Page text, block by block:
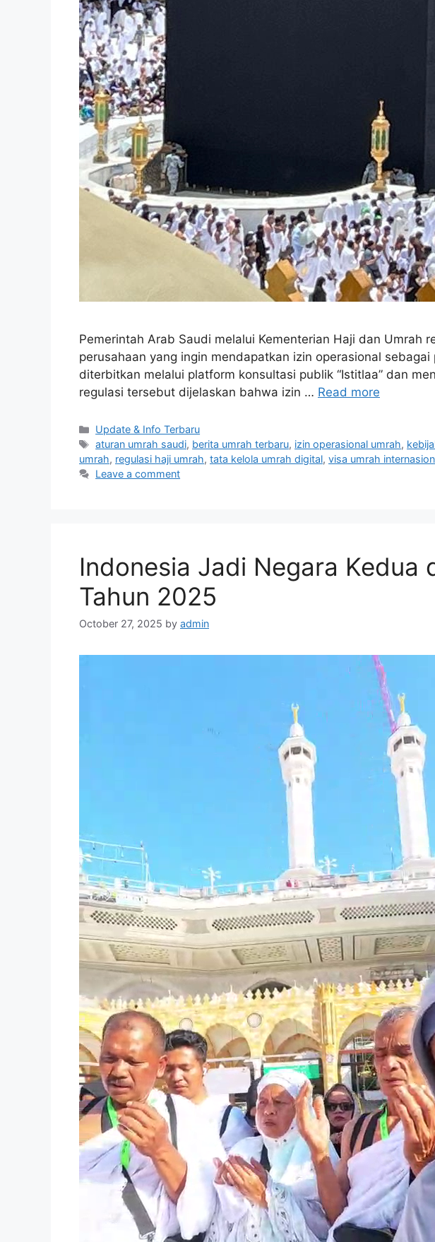
Pemerintah Arab Saudi melalui Kementerian Haji dan Umrah
perusahaan yang ingin mendapatkan izin operasional
diterbitkan melalui platform konsultasi publik “Istitlaa” dan
regulasi tersebut dijelaskan bahwa izin … Read more
Categories
Update & Info Terbaru
Tags
aturan umrah saudi, berita umrah terbaru, izin operasional umrah,
umrah, regulasi haji umrah, tata kelola umrah digital, visa umrah
Leave a comment
Indonesia Jadi Negara Kedua
Tahun 2025
October 27, 2025 by admin